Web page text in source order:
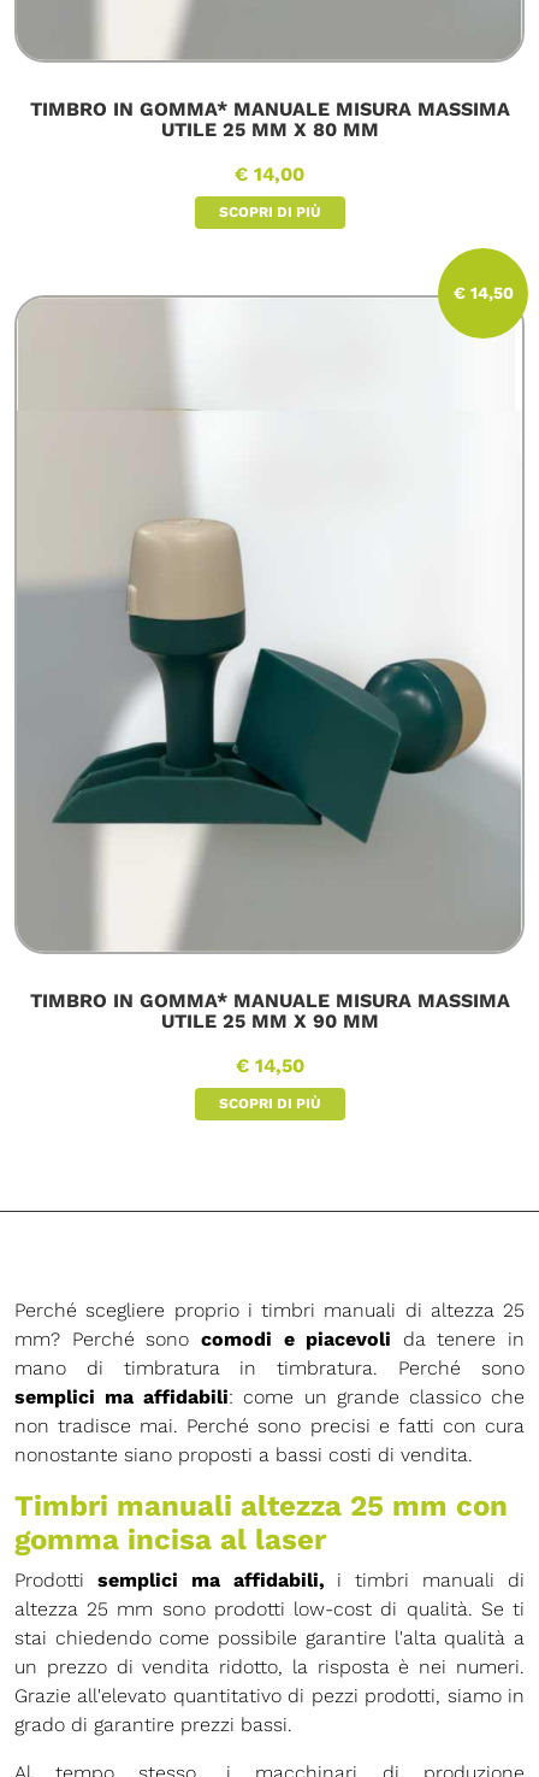
TIMBRO IN GOMMA* MANUALE MISURA MASSIMA
UTILE 25 MM X 80 MM
€ 14,00
SCOPRI DI PIÙ
TIMBRO IN GOMMA* MANUALE MISURA MASSIMA
UTILE 25 MM X 90 MM
€ 14,50
SCOPRI DI PIÙ
€ 14,50
Perché scegliere proprio i timbri manuali di altezza 25
mm? Perché sono comodi e piacevoli da tenere in
mano di timbratura in timbratura. Perché sono
semplici ma affidabili: come un grande classico che
non tradisce mai. Perché sono precisi e fatti con cura
nonostante siano proposti a bassi costi di vendita.
Timbri manuali altezza 25 mm con
gomma incisa al laser
Prodotti semplici ma affidabili, itimbri manuali di
altezza 25 mm sono prodotti low-cost di qualità. Se ti
stai chiedendo come possibile garantire l'alta qualità a
un prezzo di vendita ridotto, la risposta è nei numeri.
Grazie all'elevato quantitativo di pezzi prodotti, siamo in
grado di garantire prezzi bassi.